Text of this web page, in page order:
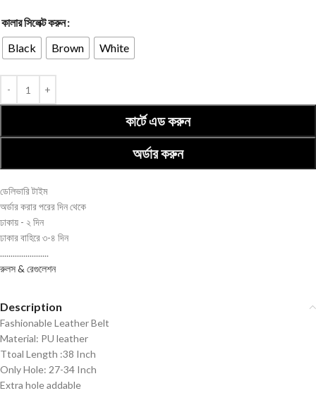
কালার সিলেক্ট করুন
Black
Brown White
কার্টে এড করুন
অর্ডার করুন
ডেলিভারি টাইম
অর্ডার করার পরের দিন থেকে
ঢাকায় - ২ দিন
ঢাকার বাহিরে ৩-৪ দিন
.......................
রুলস & রেগুলেশন
Description
Fashionable Leather Belt
Material: PU leather
Ttoal Length :38 Inch
Only Hole: 27-34 Inch
Extra hole addable